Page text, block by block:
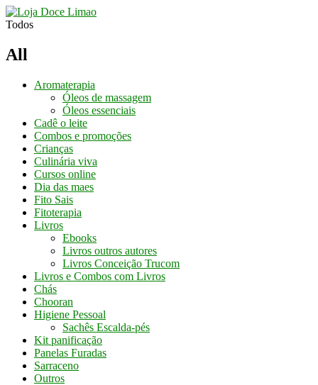
Todos
All
Aromaterapia
Óleos de massagem
Óleos essenciais
Cadê o leite
Combos e promoções
Crianças
Culinária viva
Cursos online
Dia das maes
Fito Sais
Fitoterapia
Livros
Ebooks
Livros outros autores
Livros Conceição Trucom
Livros e Combos com Livros
Chás
Chooran
Higiene Pessoal
Sachês Escalda-pés
Kit panificação
Panelas Furadas
Sarraceno
Outros